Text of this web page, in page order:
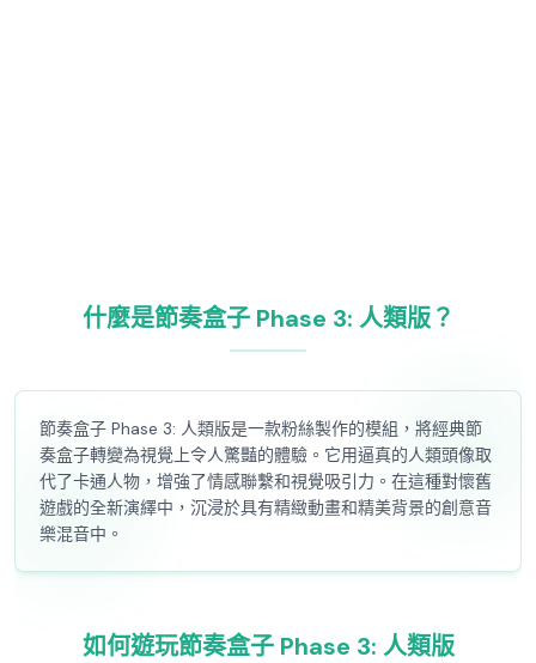
什麼是節奏盒子 Phase 3: 人類版？
節奏盒子 Phase 3: 人類版是一款粉絲製作的模組，將經典節
奏盒子轉變為視覺上令人驚豔的體驗。它用逼真的人類頭像取
代了卡通人物，增強了情感聯繫和視覺吸引力。在這種對懷舊
遊戲的全新演繹中，沉浸於具有精緻動畫和精美背景的創意音
樂混音中。
如何遊玩節奏盒子 Phase 3: 人類版